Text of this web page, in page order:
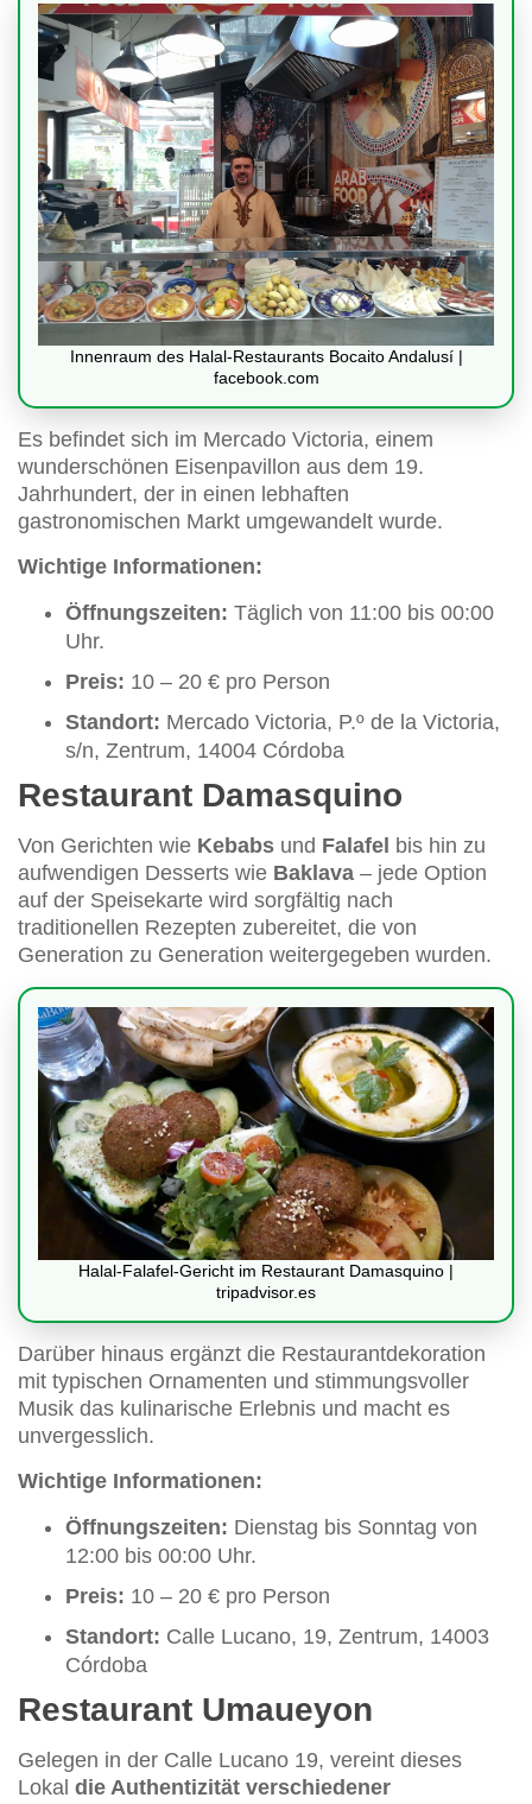
Innenraum des Halal-Restaurants Bocaito Andalusí |
facebook.com
Es befindet sich im Mercado Victoria, einem
wunderschönen Eisenpavillon aus dem 19.
Jahrhundert, der in einen lebhaften
gastronomischen Markt umgewandelt wurde.
Wichtige Informationen:
Öffnungszeiten: Täglich von 11:00 bis 00:00
Uhr.
Preis: 10 – 20 € pro Person
Standort: Mercado Victoria, P.º de la Victoria,
s/n, Zentrum, 14004 Córdoba
Restaurant Damasquino
Von Gerichten wie Kebabs und Falafel bis hin zu
aufwendigen Desserts wie Baklava – jede Option
auf der Speisekarte wird sorgfältig nach
traditionellen Rezepten zubereitet, die von
Generation zu Generation weitergegeben wurden.
Halal-Falafel-Gericht im Restaurant Damasquino |
tripadvisor.es
Darüber hinaus ergänzt die Restaurantdekoration
mit typischen Ornamenten und stimmungsvoller
Musik das kulinarische Erlebnis und macht es
unvergesslich.
Wichtige Informationen:
Öffnungszeiten: Dienstag bis Sonntag von
12:00 bis 00:00 Uhr.
Preis: 10 – 20 € pro Person
Standort: Calle Lucano, 19, Zentrum, 14003
Córdoba
Restaurant Umaueyon
Gelegen in der Calle Lucano 19, vereint dieses
Lokal die Authentizität verschiedener